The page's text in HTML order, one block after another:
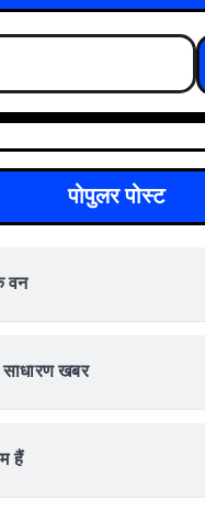
पोपुलर पोस्ट
वन
खबर
हैं